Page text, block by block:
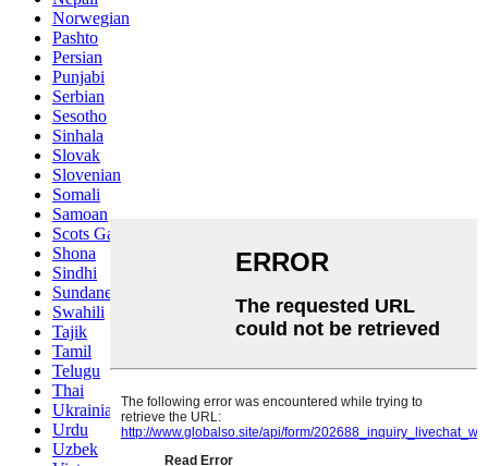
Norwegian
Pashto
Persian
Punjabi
Serbian
Sesotho
Sinhala
Slovak
Slovenian
Somali
Samoan
Scots Gaelic
Shona
Sindhi
Sundanese
Swahili
Tajik
Tamil
Telugu
Thai
Ukrainian
Urdu
Uzbek